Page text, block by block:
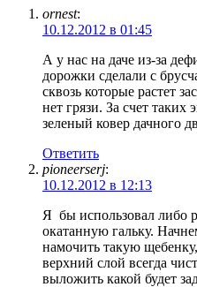
ornest:
10.12.2012 в 01:45
А у нас на даче из-за
дорожки сделали с
сквозь которые растет
нет грязи. За счет таких
зеленый ковер дачного
Ответить
pioneerserj:
10.12.2012 в 12:13
Я бы использовал либо
окатанную гальку.
намочить такую
верхний слой всегда
выложить какой будет